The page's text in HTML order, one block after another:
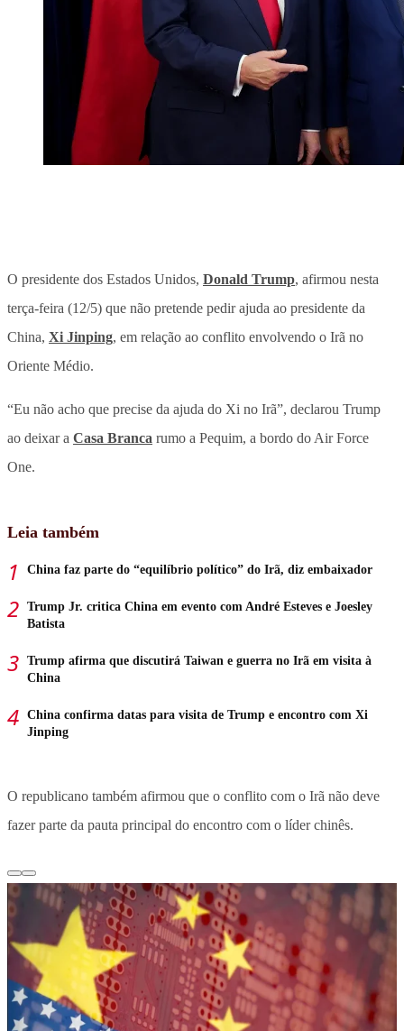
O presidente dos Estados Unidos, Donald Trump, afirmou nesta
terça-feira (12/5) que não pretende pedir ajuda ao presidente da
China, Xi Jinping, em relação ao conflito envolvendo o Irã no
Oriente Médio.
“Eu não acho que precise da ajuda do Xi no Irã”, declarou Trump
ao deixar a Casa Branca rumo a Pequim, a bordo do Air Force
One.
Leia também
China faz parte do “equilíbrio político” do Irã, diz embaixador
Trump Jr. critica China em evento com André Esteves e Joesley
Batista
Trump afirma que discutirá Taiwan e guerra no Irã em visita à
China
China confirma datas para visita de Trump e encontro com Xi
Jinping
O republicano também afirmou que o conflito com o Irã não deve
fazer parte da pauta principal do encontro com o líder chinês.